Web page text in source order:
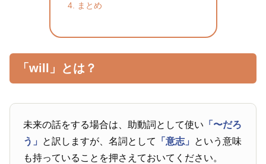
まとめ
「will」とは？
未来の話をする場合は、助動詞として使い 「〜だろ
う」 と訳しますが、名詞として 「意志」 という意味
も持っていることを押さえておいてください。